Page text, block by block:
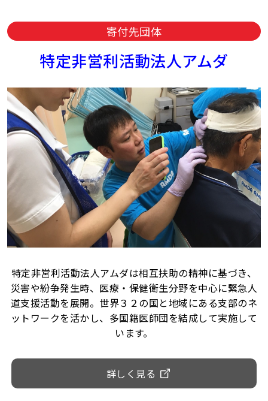
寄付先団体
特定非営利活動法人アムダ
特定非営利活動法人アムダは相互扶助の精神に基づき、
災害や紛争発生時、医療・保健衛生分野を中心に緊急人
道支援活動を展開。世界３２の国と地域にある支部のネ
ットワークを活かし、多国籍医師団を結成して実施して
います。
詳しく見る